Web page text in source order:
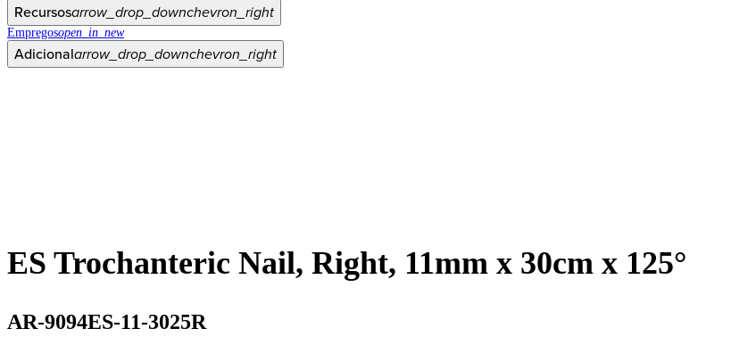
Recursosarrow_drop_downchevron_right
Empregosopen_in_new
Adicionalarrow_drop_downchevron_right
ES Trochanteric Nail, Right, 11mm x 30cm x 125°
AR-9094ES-11-3025R